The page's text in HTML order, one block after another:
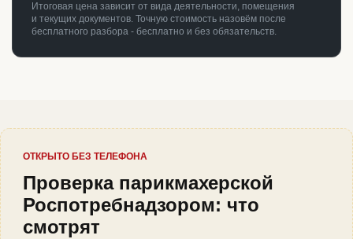
Итоговая цена зависит от вида деятельности, помещения
и текущих документов. Точную стоимость назовём после
бесплатного разбора - бесплатно и без обязательств.
ОТКРЫТО БЕЗ ТЕЛЕФОНА
Проверка парикмахерской
Роспотребнадзором: что
смотрят